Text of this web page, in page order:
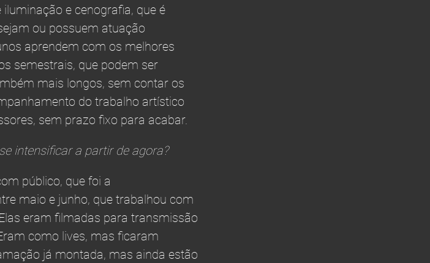
e cenografia, que é
ou possuem atuação
aprendem com os melhores
semestrais, que podem ser
mais longos, sem contar os
do trabalho artístico
sem prazo fixo para acabar.
intensificar a partir de agora?
público, que foi a
maio e junho, que trabalhou com
eram filmadas para transmissão
como lives, mas ficaram
já montada, mas ainda estão